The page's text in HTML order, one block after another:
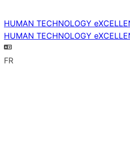
HUMAN TECHNOLOGY
HUMAN TECHNOLOGY
FR